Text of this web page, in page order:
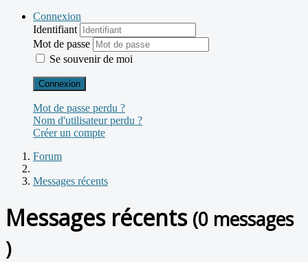
Connexion
Identifiant
Mot de passe
Se souvenir de moi
Connexion
Mot de passe perdu ?
Nom d'utilisateur perdu ?
Créer un compte
Forum
Messages récents
Messages récents (0 messages
)